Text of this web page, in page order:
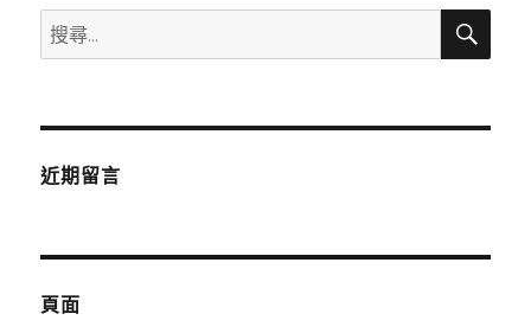
搜
尋
鍵
搜
近期留言
頁面